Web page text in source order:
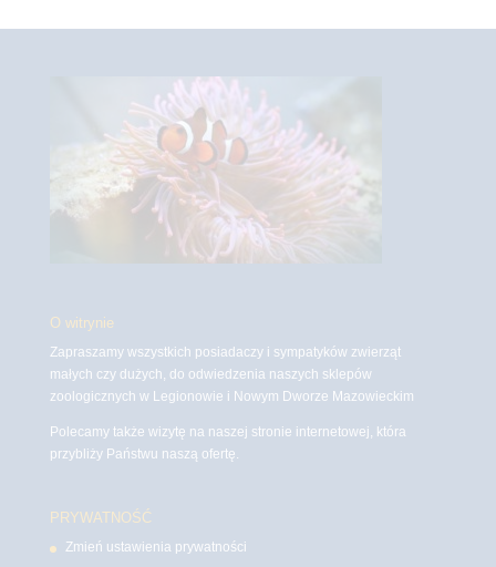
O witrynie
Zapraszamy wszystkich posiadaczy i sympatyków zwierząt
małych czy dużych, do odwiedzenia naszych sklepów
zoologicznych w Legionowie i Nowym Dworze Mazowieckim
Polecamy także wizytę na naszej stronie internetowej, która
przybliży Państwu naszą ofertę.
PRYWATNOŚĆ
Zmień ustawienia prywatności